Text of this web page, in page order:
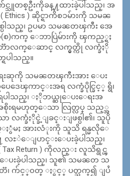
သူတစ္ဦးကိုခန္႔ထားခဲ့ပါသည္၊ အ
) ဆိုင္ရာကိစၥမ်ားကို သမၼ
ါသည္၊ ဥပမာ သမၼတၾကီး အေ
စ)ကက္ ေဘာပြဲမ်ားကို ၾကည့္ရႈ
ာလက္ေဆာင္ လက္မွတ္ကို လက္ခံႏို
ပါသည္။
ဆုကို သမၼတၾကီးအား ေပး
ပေဒေၾကာင္းအရ လက္ခံပိုင္ခြင့္ ရွိ၊
ါသည္၊ ႏိုဘယ္ဆုေပးေရးအ
စိုးရမဟုတ္ေသာ လြတ္လပ္ သည့္အ
လက္ခံႏိုင္ခဲ့ျခင္းျဖစ္ပါ၏၊ သူပို
ႏွံမႈ အားလံုးကို သူသိ ရန္မလိုေ
႔ လႊဲေျပာင္းေပးခဲ့ပါသည္၊
Return ) ကိုလည္း လူသိရွင္ၾ
ပးခဲ့ပါသည္၊ သူ၏ သမၼတ သ
ရိတၱ၊ က်င့္၀တ္ ႏွင့္ ပတ္သက္၍ ျပႆ